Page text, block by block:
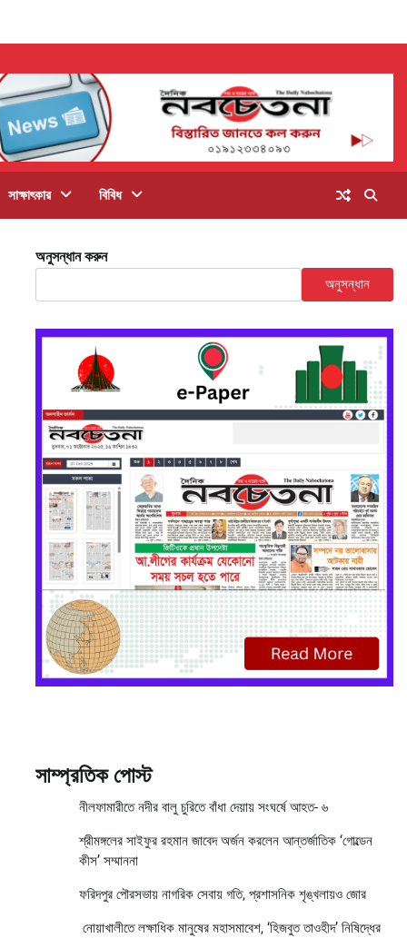
সাক্ষাৎকার বিবিধ
অনুসন্ধান করুন
অনুসন্ধান
সাম্প্রতিক পোস্ট
নীলফামারীতে নদীর বালু চুরিতে বাঁধা দেয়ায় সংঘর্ষে আহত- ৬
শ্রীমঙ্গলের সাইফুর রহমান জাবেদ অর্জন করলেন আন্তর্জাতিক ‘গোল্ডেন
কীস’ সম্মাননা
ফরিদপুর পৌরসভায় নাগরিক সেবায় গতি, প্রশাসনিক শৃঙ্খলায়ও জোর
নোয়াখালীতে লক্ষাধিক মানুষের মহাসমাবেশ, ‘হিজবুত তাওহীদ’ নিষিদ্ধের